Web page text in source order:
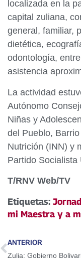
localizada en la
capital zuliana,
general, familiar,
dietética,
odontología,
asistencia
La actividad
Autónomo
Niñas y
del Pueblo,
Nutrición (INN) y
Partido Socialista
T/RNV Web/TV
Etiquetas:
mi Maestra y a
ANTERIOR